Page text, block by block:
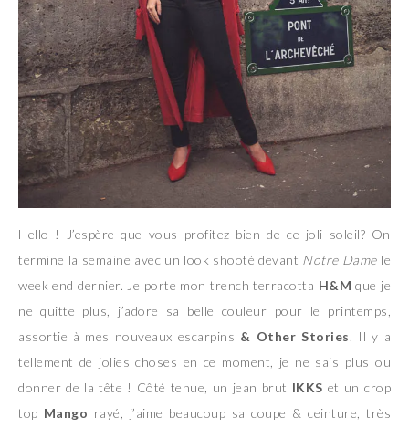
Hello ! J’espère que vous profitez bien de ce joli soleil? On
termine la semaine avec un look shooté devant Notre Damele
week end dernier. Je porte mon trench terracotta H&M que je
ne quitte plus, j’adore sa belle couleur pour le printemps,
assortie à mes nouveaux escarpins & Other Stories. Il y a
tellement de jolies choses en ce moment, je ne sais plus ou
donner de la tête ! Côté tenue, un jean brut IKKS et un crop
top Mango rayé, j’aime beaucoup sa coupe & ceinture, très